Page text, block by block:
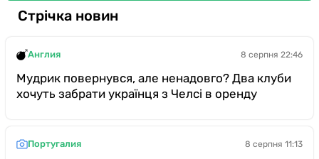
Стрічка новин
Англия 8 серпня 22:46
Мудрик повернувся, але ненадовго? Два клуби
хочуть забрати українця з Челсі в оренду
Португалия 8 серпня 11:13